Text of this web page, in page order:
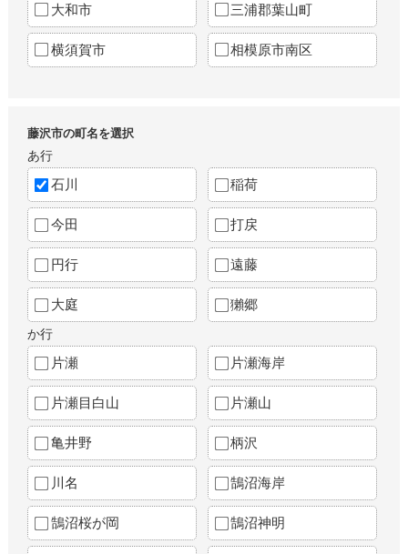
大和市 三浦郡葉山町
横須賀市 相模原市南区
藤沢市の町名を選択
あ行
石川 稲荷
今田 打戻
円行 遠藤
大庭 獺郷
か行
片瀬 片瀬海岸
片瀬目白山 片瀬山
亀井野 柄沢
川名 鵠沼海岸
鵠沼桜が岡 鵠沼神明